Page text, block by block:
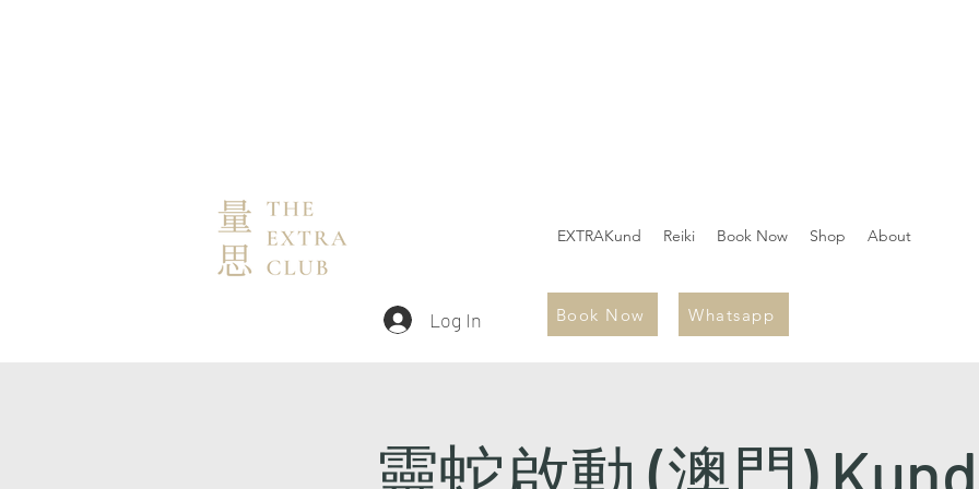
EXTRAKund Reiki Book Now Shop About
Log In Book Now Whatsapp
靈蛇啟動 (澳門)